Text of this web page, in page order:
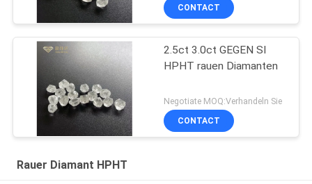
CONTACT
2.5ct 3.0ct GEGEN SI
HPHT rauen Diamanten
Negotiate MOQ:Verhandeln Sie
CONTACT
Rauer Diamant HPHT